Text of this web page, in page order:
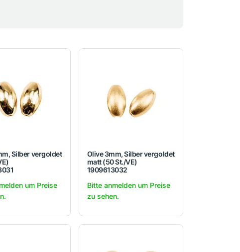
Silber vergoldet
um Preise
Olive 3mm, Silber vergoldet
matt (50 St./VE)
1909613032
Bitte anmelden um Preise
zu sehen.